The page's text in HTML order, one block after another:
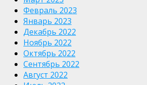
Февраль 2023
Январь 2023
Декабрь 2022
Ноябрь 2022
Октябрь 2022
Сентябрь 2022
Август 2022